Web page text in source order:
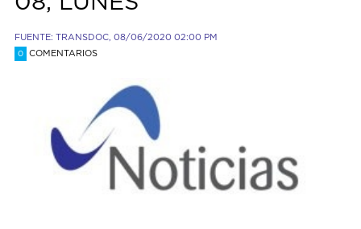
FUENTE: TRANSDOC, 08/06/2020 02:00 PM
0 COMENTARIOS